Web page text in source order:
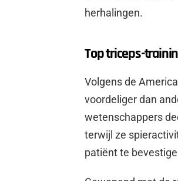
herhalingen.
Top triceps-
Volgens de
voordeliger dan
wetenschappers
terwijl ze
patiënt te